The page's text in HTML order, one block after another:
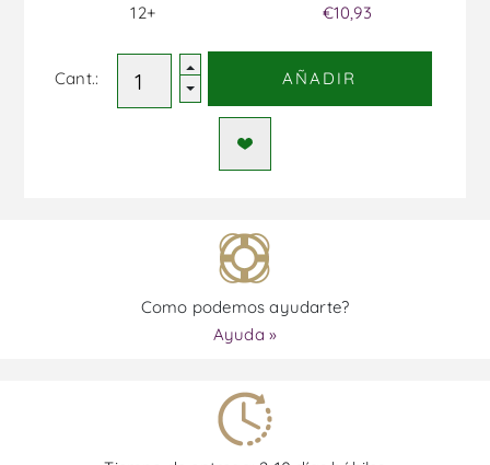
12+
€10,93
Cant.: AÑADIR
Como podemos ayudarte?
Ayuda »